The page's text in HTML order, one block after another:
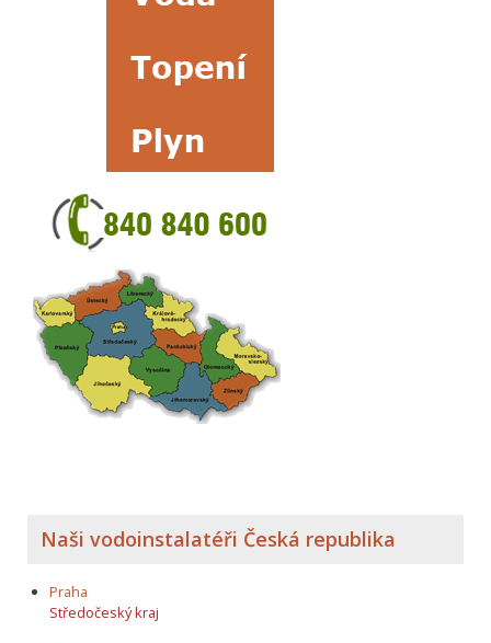
Naši vodoinstalatéři Česká republika
Praha
Středočeský kraj